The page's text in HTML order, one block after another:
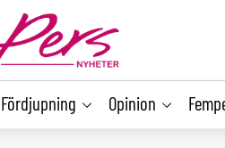
Fördjupning Opinion